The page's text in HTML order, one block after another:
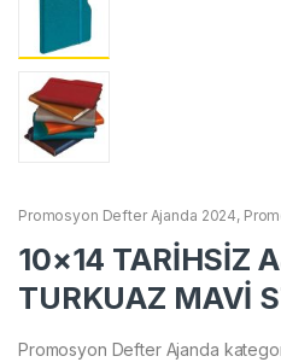
Promosyon Defter Ajanda 2024,
10×14 TARİHSİZ
TURKUAZ MAVİ
Promosyon Defter Ajanda